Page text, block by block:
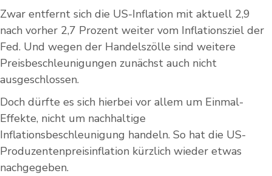
Zwar entfernt sich die US-Inflation mit aktuell 2,9
nach vorher 2,7 Prozent weiter vom Inflationsziel der
Fed. Und wegen der Handelszölle sind weitere
Preisbeschleunigungen zunächst auch nicht
ausgeschlossen.
Doch dürfte es sich hierbei vor allem um Einmal-
Effekte, nicht um nachhaltige
Inflationsbeschleunigung handeln. So hat die US-
Produzentenpreisinflation kürzlich wieder etwas
nachgegeben.